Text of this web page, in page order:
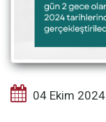
04 Ekim 2024